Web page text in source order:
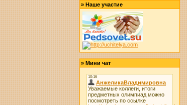
»Наше участие
»Мини чат